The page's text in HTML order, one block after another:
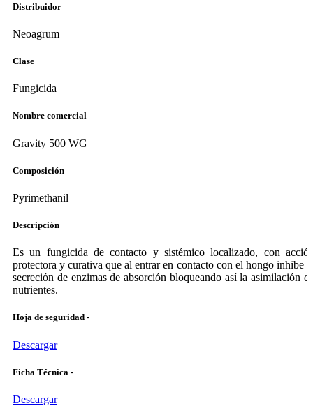
Distribuidor
Neoagrum
Clase
Fungicida
Nombre comercial
Gravity 500 WG
Composición
Pyrimethanil
Descripción
Es un fungicida de contacto y sistémico localizado, con
protectora y curativa que al entrar en contacto con el hongo inhibe
secreción de enzimas de absorción bloqueando así la asimilación
nutrientes.
Hoja de seguridad -
Descargar
Ficha Técnica -
Descargar